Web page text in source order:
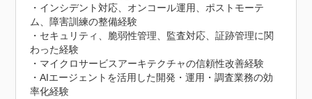
・インシデント対応、オンコール運用、ポストモーテ
ム、障害訓練の整備経験
・セキュリティ、脆弱性管理、監査対応、証跡管理に関
わった経験
・マイクロサービスアーキテクチャの信頼性改善経験
・AIエージェントを活用した開発・運用・調査業務の効
率化経験